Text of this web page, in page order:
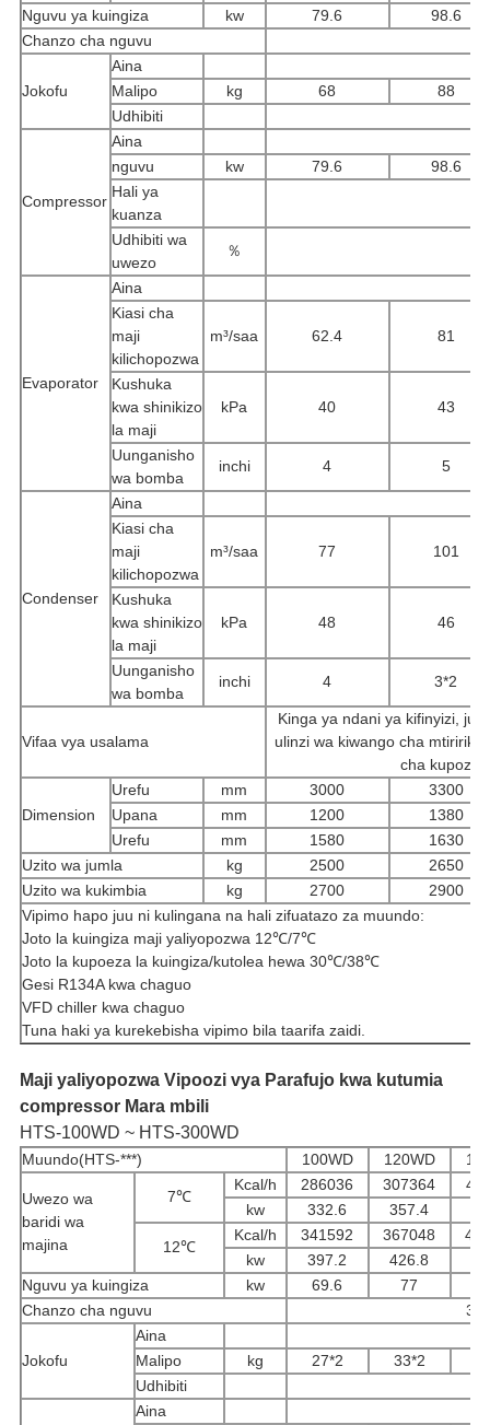
Nguvu ya kuingiza
kw 79.6
98.6
Chanzo cha nguvu
Jokofu
Aina
Malipo
kg 68
88
Udhibiti
Compressor
Aina
nguvu
kw 79.6
98.6
Hali ya
kuanza
Udhibiti wa
uwezo
％
Evaporator
Aina
Kiasi cha
maji
kilichopozwa
m³/saa 62.4 81
Kushuka
kwa shinikizo
la maji
kPa 40 43
Uunganisho
wa bomba
inchi 4 5
Condenser
Aina
Kiasi cha
maji
kilichopozwa
m³/saa 77 101
Kushuka
kwa shinikizo
la maji
kPa 48 46
Uunganisho
wa bomba
inchi 4 3*2
Vifaa vya usalama
Kinga ya ndani ya kifinyizi,
ulinzi wa kiwango cha
cha
Dimension
Urefu mm 3000
3300
Upana
mm 1200
1380
Urefu
mm 1580
1630
Uzito wa jumla
kg 2500
2650
Uzito wa kukimbia
kg 2700
2900
Vipimo hapo juu ni kulingana na hali zifuatazo za muundo:
Joto la kuingiza maji yaliyopozwa 12℃/7℃
Joto la kupoeza la kuingiza/kutolea hewa 30℃/38℃
Gesi R134A kwa chaguo
VFD chiller kwa chaguo
Tuna haki ya kurekebisha vipimo bila taarifa zaidi.
Maji yaliyopozwa Vipoozi vya Parafujo kwa kutumia
compressor Mara mbili
HTS-100WD ~ HTS-300WD
Muundo(HTS-***) 100WD 120WD
Uwezo wa
baridi wa
majina
7℃
Kcal/h 286036 307364
kw
332.6 357.4
12℃
Kcal/h 341592 367048
kw
397.2 426.8
Nguvu ya kuingiza
kw 69.6 77
Chanzo cha nguvu
Jokofu
Aina
Malipo
kg 27*2 33*2
Udhibiti
Aina